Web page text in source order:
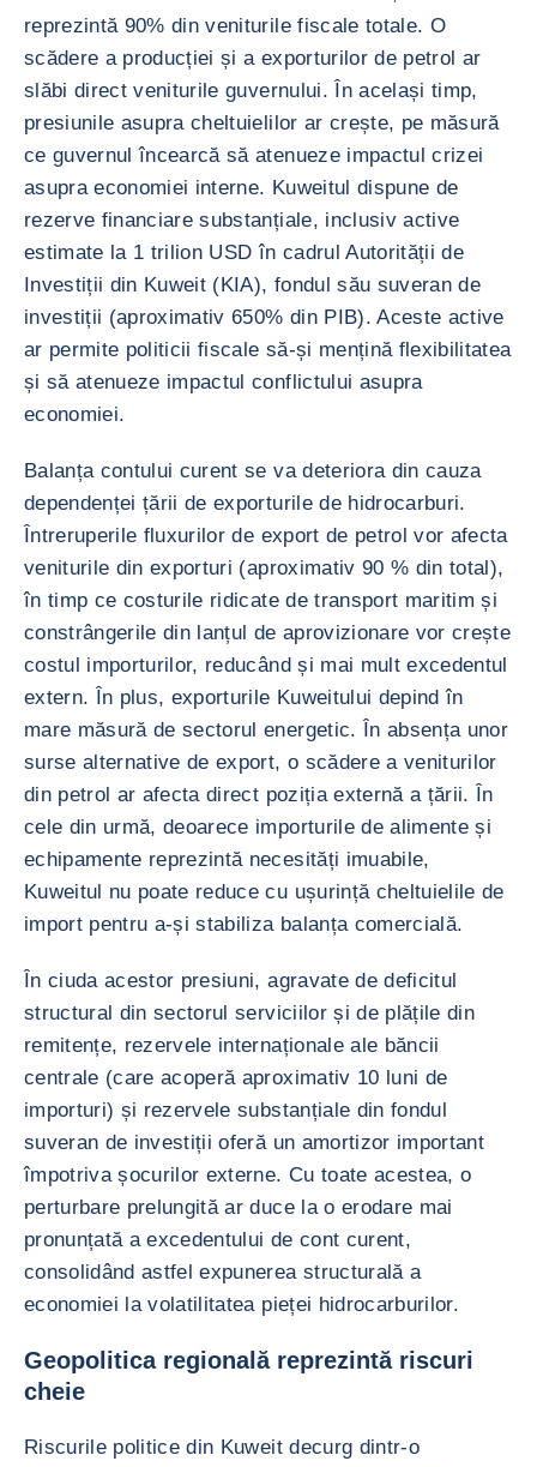
reprezintă 90% din veniturile fiscale totale. O
scădere a producției și a exporturilor de petrol ar
slăbi direct veniturile guvernului. În același timp,
presiunile asupra cheltuielilor ar crește, pe măsură
ce guvernul încearcă să atenueze impactul crizei
asupra economiei interne. Kuweitul dispune de
rezerve financiare substanțiale, inclusiv active
estimate la 1 trilion USD în cadrul Autorității de
Investiții din Kuweit (KIA), fondul său suveran de
investiții (aproximativ 650% din PIB). Aceste active
ar permite politicii fiscale să-și mențină flexibilitatea
și să atenueze impactul conflictului asupra
economiei.
Balanța contului curent se va deteriora din cauza
dependenței țării de exporturile de hidrocarburi.
Întreruperile fluxurilor de export de petrol vor afecta
veniturile din exporturi (aproximativ 90 % din total),
în timp ce costurile ridicate de transport maritim și
constrângerile din lanțul de aprovizionare vor crește
costul importurilor, reducând și mai mult excedentul
extern. În plus, exporturile Kuweitului depind în
mare măsură de sectorul energetic. În absența unor
surse alternative de export, o scădere a veniturilor
din petrol ar afecta direct poziția externă a țării. În
cele din urmă, deoarece importurile de alimente și
echipamente reprezintă necesități imuabile,
Kuweitul nu poate reduce cu ușurință cheltuielile de
import pentru a-și stabiliza balanța comercială.
În ciuda acestor presiuni, agravate de deficitul
structural din sectorul serviciilor și de plățile din
remitențe, rezervele internaționale ale băncii
centrale (care acoperă aproximativ 10 luni de
importuri) și rezervele substanțiale din fondul
suveran de investiții oferă un amortizor important
împotriva șocurilor externe. Cu toate acestea, o
perturbare prelungită ar duce la o erodare mai
pronunțată a excedentului de cont curent,
consolidând astfel expunerea structurală a
economiei la volatilitatea pieței hidrocarburilor.
Geopolitica regională reprezintă riscuri
cheie
Riscurile politice din Kuweit decurg dintr-o